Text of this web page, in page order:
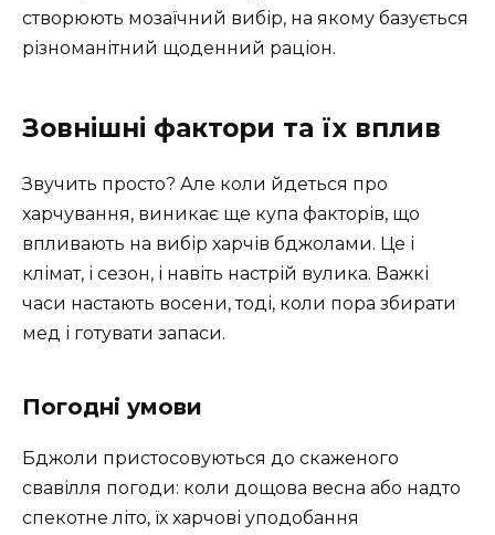
створюють мозаїчний вибір, на якому базується
різноманітний щоденний раціон.
Зовнішні фактори та їх вплив
Звучить просто? Але коли йдеться про
харчування, виникає ще купа факторів, що
впливають на вибір харчів бджолами. Це і
клімат, і сезон, і навіть настрій вулика. Важкі
часи настають восени, тоді, коли пора збирати
мед і готувати запаси.
Погодні умови
Бджоли пристосовуються до скаженого
свавілля погоди: коли дощова весна або надто
спекотне літо, їх харчові уподобання